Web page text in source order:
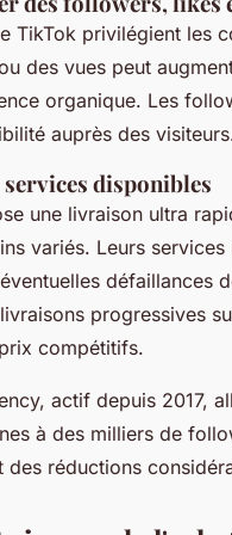
TikTok privilégient les
des vues peut
organique. Les
auprès des
disponibles
une livraison ultra
variés. Leurs
défaillances
progressives
compétitifs.
actif depuis 2017,
à des milliers de
des réductions